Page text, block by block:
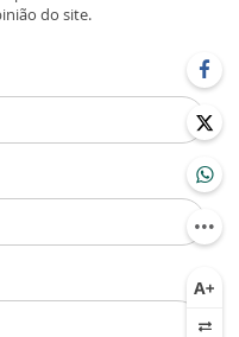
do site.